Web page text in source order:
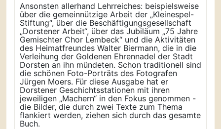
Ansonsten allerhand Lehrreiches: beispielsweise
über die gemeinnützige Arbeit der „Kleinespel-
Stiftung“, über die Beschäftigungsgesellschaft
„Dorstener Arbeit“, über das Jubiläum „75 Jahre
Gemischter Chor Lembeck“ und die Aktivitäten
des Heimatfreundes Walter Biermann, die in die
Verleihung der Goldenen Ehrennadel der Stadt
Dorsten an ihn mündeten. Schon traditionell sind
die schönen Foto-Porträts des Fotografen
Jürgen Moers. Für diese Ausgabe hat er
Dorstener Geschichtsstationen mit ihren
jeweiligen „Machern“ in den Fokus genommen -
die Bilder, die durch zwei Texte zum Thema
flankiert werden, ziehen sich durch das gesamte
Buch.